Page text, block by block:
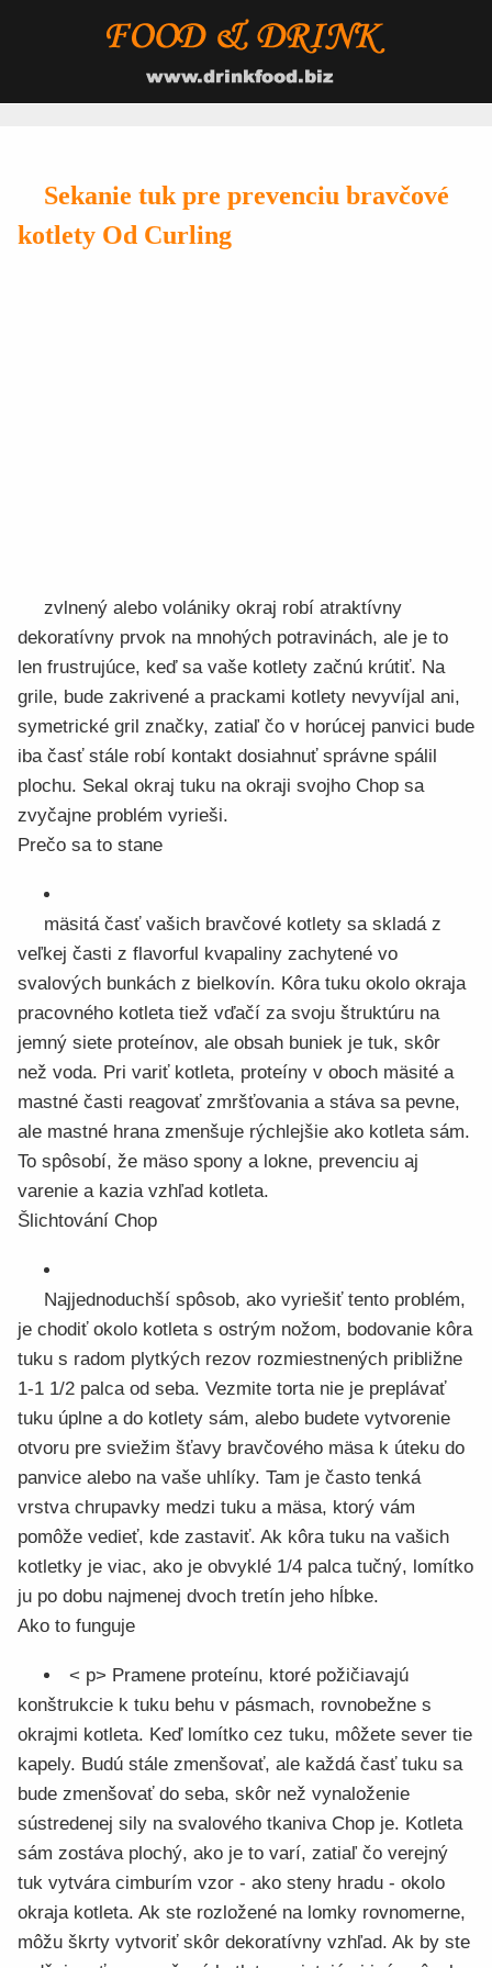
Sekanie tuk pre prevenciu bravčové
kotlety Od Curling
zvlnený alebo volániky okraj robí atraktívny
dekoratívny prvok na mnohých potravinách, ale je to
len frustrujúce, keď sa vaše kotlety začnú krútiť. Na
grile, bude zakrivené a prackami kotlety nevyvíjal ani,
symetrické gril značky, zatiaľ čo v horúcej panvici bude
iba časť stále robí kontakt dosiahnuť správne spálil
plochu. Sekal okraj tuku na okraji svojho Chop sa
zvyčajne problém vyrieši.
Prečo sa to stane
mäsitá časť vašich bravčové kotlety sa skladá z
veľkej časti z flavorful kvapaliny zachytené vo
svalových bunkách z bielkovín. Kôra tuku okolo okraja
pracovného kotleta tiež vďačí za svoju štruktúru na
jemný siete proteínov, ale obsah buniek je tuk, skôr
než voda. Pri variť kotleta, proteíny v oboch mäsité a
mastné časti reagovať zmršťovania a stáva sa pevne,
ale mastné hrana zmenšuje rýchlejšie ako kotleta sám.
To spôsobí, že mäso spony a lokne, prevenciu aj
varenie a kazia vzhľad kotleta.
Šlichtování Chop
Najjednoduchší spôsob, ako vyriešiť tento problém,
je chodiť okolo kotleta s ostrým nožom, bodovanie kôra
tuku s radom plytkých rezov rozmiestnených približne
1-1 1/2 palca od seba. Vezmite torta nie je preplávať
tuku úplne a do kotlety sám, alebo budete vytvorenie
otvoru pre sviežim šťavy bravčového mäsa k úteku do
panvice alebo na vaše uhlíky. Tam je často tenká
vrstva chrupavky medzi tuku a mäsa, ktorý vám
pomôže vedieť, kde zastaviť. Ak kôra tuku na vašich
kotletky je viac, ako je obvyklé 1/4 palca tučný, lomítko
ju po dobu najmenej dvoch tretín jeho hĺbke.
Ako to funguje
< p> Pramene proteínu, ktoré požičiavajú
konštrukcie k tuku behu v pásmach, rovnobežne s
okrajmi kotleta. Keď lomítko cez tuku, môžete sever tie
kapely. Budú stále zmenšovať, ale každá časť tuku sa
bude zmenšovať do seba, skôr než vynaloženie
sústredenej sily na svalového tkaniva Chop je. Kotleta
sám zostáva plochý, ako je to varí, zatiaľ čo verejný
tuk vytvára cimburím vzor - ako steny hradu - okolo
okraja kotleta. Ak ste rozložené na lomky rovnomerne,
môžu škrty vytvoriť skôr dekoratívny vzhľad. Ak by ste